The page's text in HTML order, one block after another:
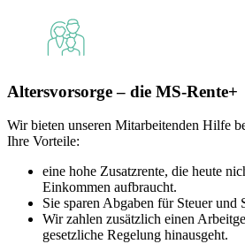
Altersvorsorge – die MS-Rente+
Wir bieten unseren Mitarbeitenden Hilfe
Ihre Vorteile:
eine hohe Zusatzrente, die heute
Einkommen aufbraucht.
Sie sparen Abgaben für Steuer und
Wir zahlen zusätzlich einen
gesetzliche Regelung hinausgeht.